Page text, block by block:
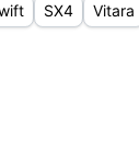
SX4 Vitara